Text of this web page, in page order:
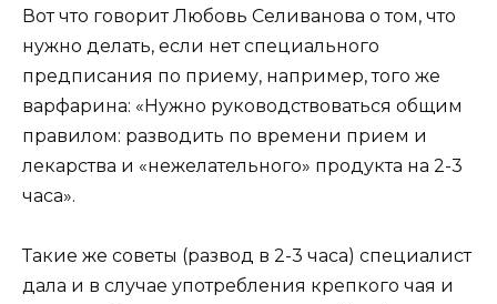
Вот что говорит Любовь Селиванова о том, что
нужно делать, если нет специального
предписания по приему, например, того же
варфарина: «Нужно руководствоваться общим
правилом: разводить по времени прием и
лекарства и «нежелательного» продукта на 2-3
часа».
Такие же советы (развод в 2-3 часа) специалист
дала и в случае употребления крепкого чая и